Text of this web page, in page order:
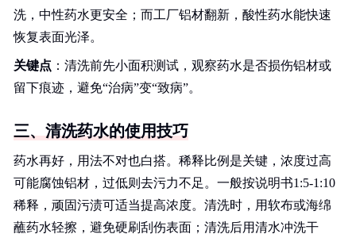
洗，中性药水更安全；而工厂铝材翻新，酸性药水能快速
恢复表面光泽。
关键点 ：清洗前先小面积测试，观察药水是否损伤铝材或
留下痕迹，避免“治病”变“致病”。
三、清洗药水的使用技巧
药水再好，用法不对也白搭。稀释比例是关键，浓度过高
可能腐蚀铝材，过低则去污力不足。一般按说明书1:5-1:10
稀释，顽固污渍可适当提高浓度。清洗时，用软布或海绵
蘸药水轻擦，避免硬刷刮伤表面；清洗后用清水冲洗干